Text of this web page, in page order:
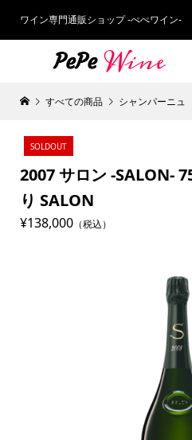
ワイン専門通販ショップ -ぺぺワイン-
すべての商品 シャンパーニュ
SOLDOUT
2007 サロン -SALON-
り SALON
¥138,000（税込）